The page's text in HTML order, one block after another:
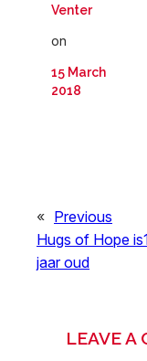
Venter
on
15 March
2018
« Previous
Hugs of Hope
jaar oud
LEAVE A